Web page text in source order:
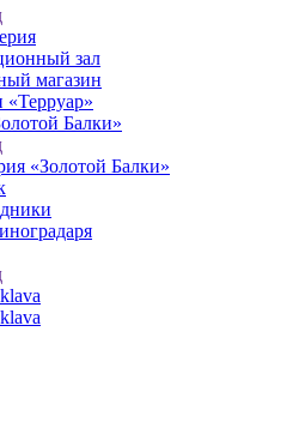
зал
магазин
«Терруар»
Балки»
«Золотой Балки»